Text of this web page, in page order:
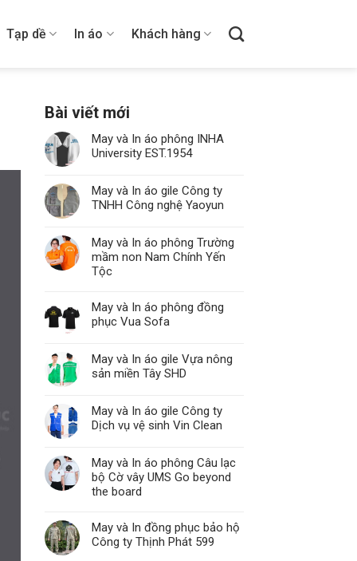
Tạp dề In áo Khách hàng
Bài viết mới
May và In áo phông INHA
University EST.1954
May và In áo gile Công ty
TNHH Công nghệ Yaoyun
May và In áo phông Trường
mầm non Nam Chính Yến
Tộc
May và In áo phông đồng
phục Vua Sofa
May và In áo gile Vựa nông
sản miền Tây SHD
May và In áo gile Công ty
Dịch vụ vệ sinh Vin Clean
May và In áo phông Câu lạc
bộ Cờ vây UMS Go beyond
the board
May và In đồng phục bảo hộ
Công ty Thịnh Phát 599